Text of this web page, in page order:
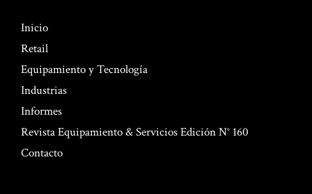
Inicio
Retail
Equipamiento y Tecnología
Industrias
Informes
Revista Equipamiento & Servicios Edición N° 160
Contacto